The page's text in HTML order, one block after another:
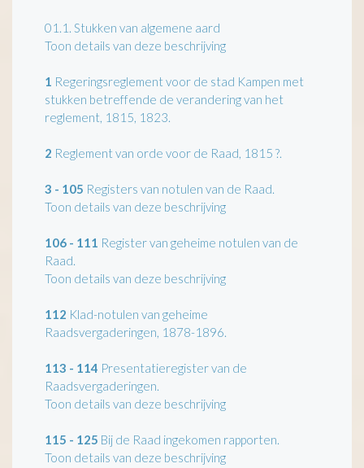
01.1. Stukken van algemene aard
Toon details van deze beschrijving
1 Regeringsreglement voor de stad Kampen met
stukken betreffende de verandering van het
reglement, 1815, 1823.
2 Reglement van orde voor de Raad, 1815 ?.
3 - 105 Registers van notulen van de Raad.
Toon details van deze beschrijving
106 - 111 Register van geheime notulen van de
Raad.
Toon details van deze beschrijving
112 Klad-notulen van geheime
Raadsvergaderingen, 1878-1896.
113 - 114 Presentatieregister van de
Raadsvergaderingen.
Toon details van deze beschrijving
115 - 125 Bij de Raad ingekomen rapporten.
Toon details van deze beschrijving